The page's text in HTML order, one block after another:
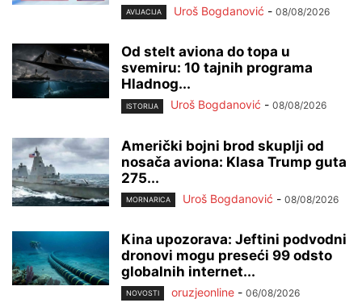
AVIJACIJA Uroš Bogdanović - 08/08/2026
Od stelt aviona do topa u
svemiru: 10 tajnih programa
Hladnog...
ISTORIJA Uroš Bogdanović - 08/08/2026
Američki bojni brod skuplji od
nosača aviona: Klasa Trump guta
275...
MORNARICA Uroš Bogdanović - 08/08/2026
Kina upozorava: Jeftini podvodni
dronovi mogu preseći 99 odsto
globalnih internet...
NOVOSTI oruzjeonline - 06/08/2026